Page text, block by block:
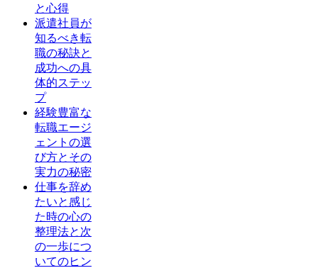
と心得
派遣社員が
知るべき転
職の秘訣と
成功への具
体的ステッ
プ
経験豊富な
転職エージ
ェントの選
び方とその
実力の秘密
仕事を辞め
たいと感じ
た時の心の
整理法と次
の一歩につ
いてのヒン